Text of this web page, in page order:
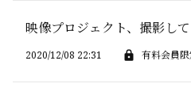
映像プロジェクト、撮影して
2020/12/08 22:31 有料会員限